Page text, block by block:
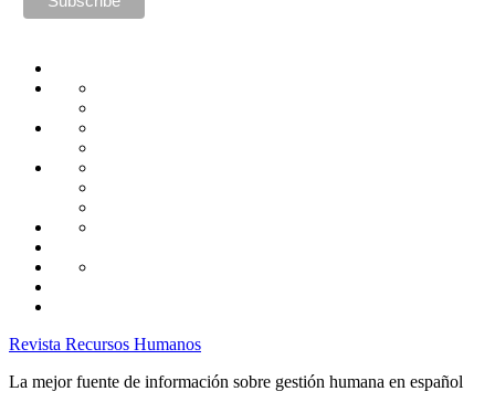
Administración
Capacitación
Desarrollo
Gestión
Laborales
Selección
Revista Recursos Humanos
La mejor fuente de información sobre gestión humana en español